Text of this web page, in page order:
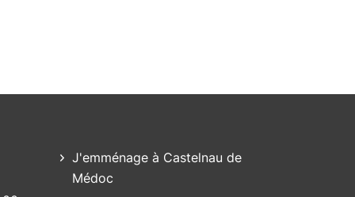
J'emménage à Castelnau de
Médoc